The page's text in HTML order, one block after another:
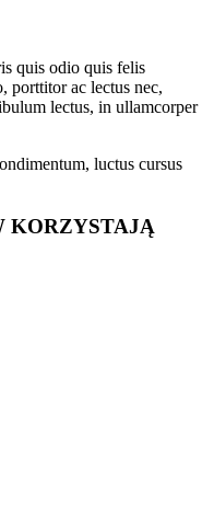
quis odio quis felis
porttitor ac lectus nec,
lectus, in ullamcorper
luctus cursus
KORZYSTAJĄ